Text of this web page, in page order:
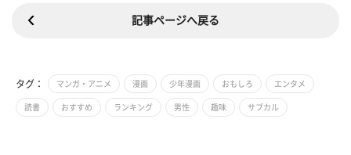
記事ページへ戻る
タグ： マンガ・アニメ 漫画 少年漫画 おもしろ エンタメ
読書 おすすめ ランキング 男性 趣味 サブカル